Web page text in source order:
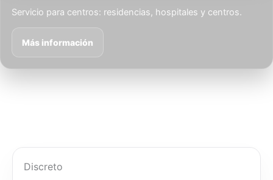
Servicio para centros: residencias, hospitales y centros.
Más información
Discreto